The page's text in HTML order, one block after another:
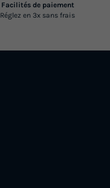
Facilités de paiement
Réglez en 3x sans frais